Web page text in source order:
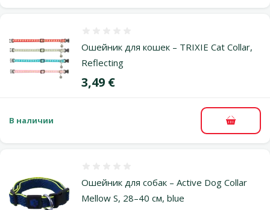
Ошейник для кошек – TRIXIE Cat Collar,
Reflecting
Цена
3,49 €
В наличии В
Ошейник для собак – Active Dog Collar
Mellow S, 28–40 см, blue